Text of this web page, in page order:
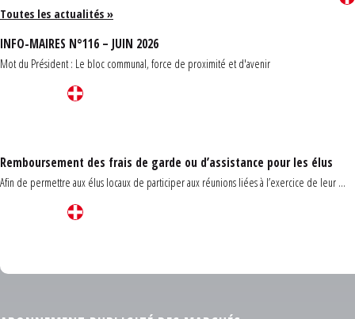
Toutes les actualités »
INFO-MAIRES N°116 – JUIN 2026
Mot du Président : Le bloc communal, force de proximité et d'avenir
Remboursement des frais de garde ou d’assistance pour les élus
Afin de permettre aux élus locaux de participer aux réunions liées à l’exercice de leur ...